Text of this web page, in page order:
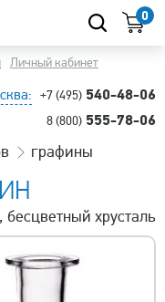
0
Личный кабинет
+7 (495) 540-48-06
8 (800) 555-78-06
графины
хрусталь